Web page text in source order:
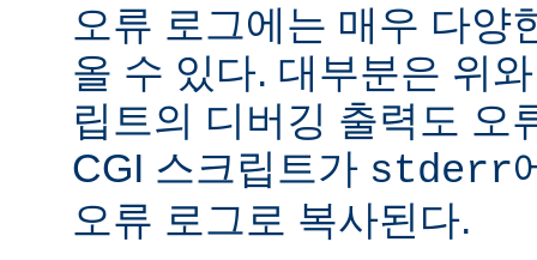
오류 로그에는 매우 다양
올 수 있다. 대부분은 위
립트의 디버깅 출력도 오
CGI 스크립트가 stderr
오류 로그로 복사된다.